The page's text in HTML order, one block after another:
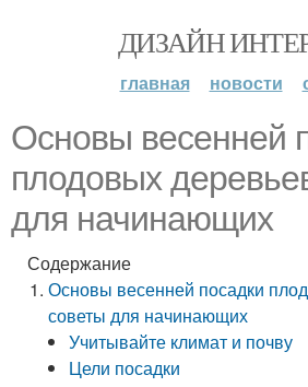
ДИЗАЙН
главная новости
Основы весенней
плодовых
для начинающих
Содержание
Основы весенней посадки
советы для начинающих
Учитывайте климат и почву
Цели посадки